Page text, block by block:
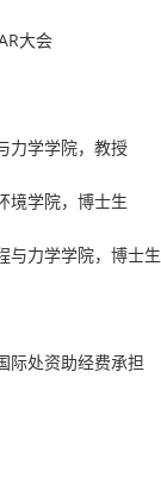
大会
学学院，教授
学院，博士生
力学学院，博士生
处资助经费承担